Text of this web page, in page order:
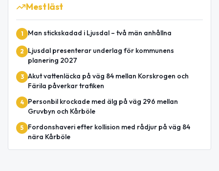
Mest läst
1 Man stickskadad i Ljusdal – två män anhållna
2
Ljusdal presenterar underlag för kommunens
planering 2027
3 Akut vattenläcka på väg 84 mellan Korskrogen och
Färila påverkar trafiken
4
Personbil krockade med älg på väg 296 mellan
Gruvbyn och Kårböle
5
Fordonshaveri efter kollision med rådjur på väg 84
nära Kårböle